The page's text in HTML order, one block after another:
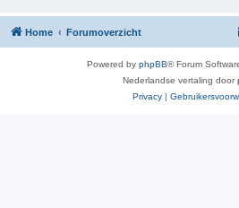
Home Forumoverzicht
Powered by phpBB® Forum
Nederlandse vertaling door
Privacy |